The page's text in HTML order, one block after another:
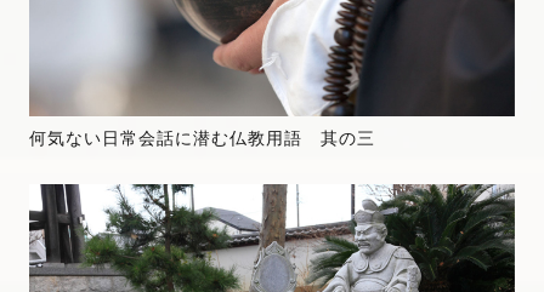
何気ない日常会話に潜む仏教用語 其の三